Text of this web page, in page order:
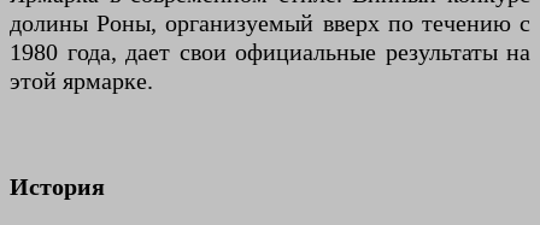
долины Роны, организуемый вверх по течению с
1980 года, дает свои официальные результаты на
этой ярмарке.
История